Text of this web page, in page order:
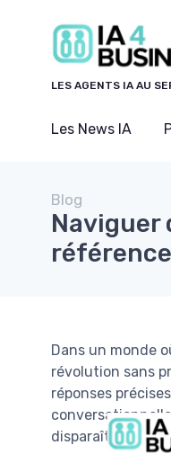
LES AGENTS IA AU
Les News IA
Blog
Naviguer
Dans un monde
révolution sans
réponses
disparaître dans